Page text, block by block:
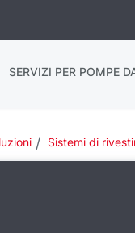
SERVIZI PER POMPE
Sistemi di